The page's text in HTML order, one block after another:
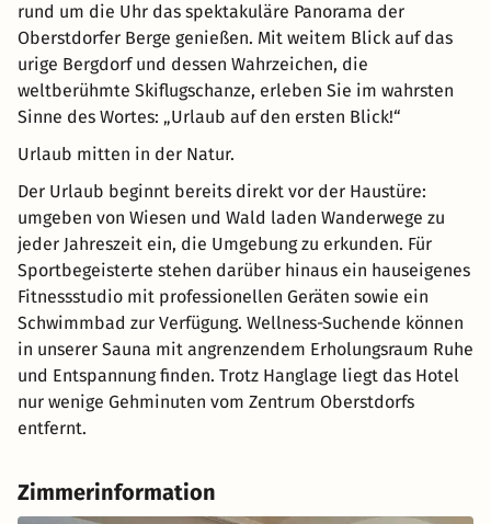
rund um die Uhr das spektakuläre Panorama der
Oberstdorfer Berge genießen. Mit weitem Blick auf das
urige Bergdorf und dessen Wahrzeichen, die
weltberühmte Skiflugschanze, erleben Sie im wahrsten
Sinne des Wortes: „Urlaub auf den ersten Blick!“
Urlaub mitten in der Natur.
Der Urlaub beginnt bereits direkt vor der Haustüre:
umgeben von Wiesen und Wald laden Wanderwege zu
jeder Jahreszeit ein, die Umgebung zu erkunden. Für
Sportbegeisterte stehen darüber hinaus ein hauseigenes
Fitnessstudio mit professionellen Geräten sowie ein
Schwimmbad zur Verfügung. Wellness-Suchende können
in unserer Sauna mit angrenzendem Erholungsraum Ruhe
und Entspannung finden. Trotz Hanglage liegt das Hotel
nur wenige Gehminuten vom Zentrum Oberstdorfs
entfernt.
Zimmerinformation